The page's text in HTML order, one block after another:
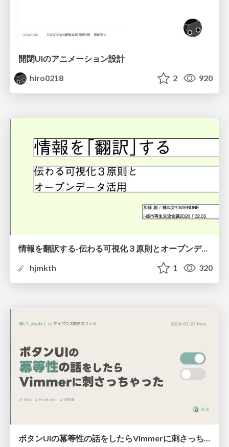
開閉UIのアニメーション設計
hiro0218
2 920
情報を翻訳する-伝わる可視化３原則とオープンデータ活用-
hjmkth
1 320
ボタンUIの冪等性の話をしたらVimmerに刺さっちゃった